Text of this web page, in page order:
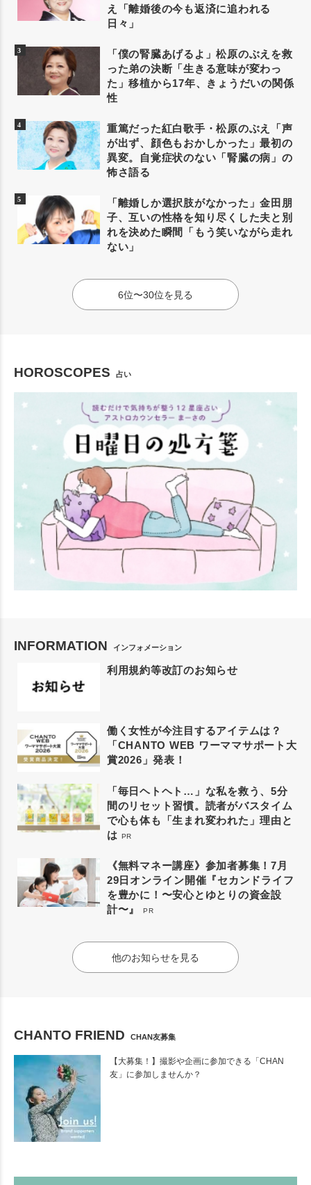
え「離婚後の今も返済に追われる
日々」
「僕の腎臓あげるよ」松原のぶえを救
った弟の決断「生きる意味が変わっ
た」移植から17年、きょうだいの関係
性
重篤だった紅白歌手・松原のぶえ「声
が出ず、顔色もおかしかった」最初の
異変。自覚症状のない「腎臓の病」の
怖さ語る
「離婚しか選択肢がなかった」金田朋
子、互いの性格を知り尽くした夫と別
れを決めた瞬間「もう笑いながら走れ
ない」
6位〜30位を見る
HOROSCOPES 占い
INFORMATION インフォメーション
利用規約等改訂のお知らせ
働く女性が今注目するアイテムは？
「CHANTO WEB ワーママサポート大
賞2026」発表！
「毎日ヘトヘト…」な私を救う、5分
間のリセット習慣。読者がバスタイム
で心も体も「生まれ変われた」理由と
は
PR
《無料マネー講座》参加者募集！7月
29日オンライン開催『セカンドライフ
を豊かに！〜安心とゆとりの資金設
計〜』
PR
他のお知らせを見る
CHANTO FRIEND CHAN友募集
【大募集！】撮影や企画に参加できる「CHAN
友」に参加しませんか？